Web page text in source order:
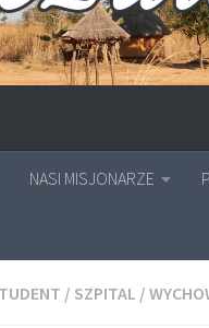
NASI MISJONARZE
/ SZPITAL /